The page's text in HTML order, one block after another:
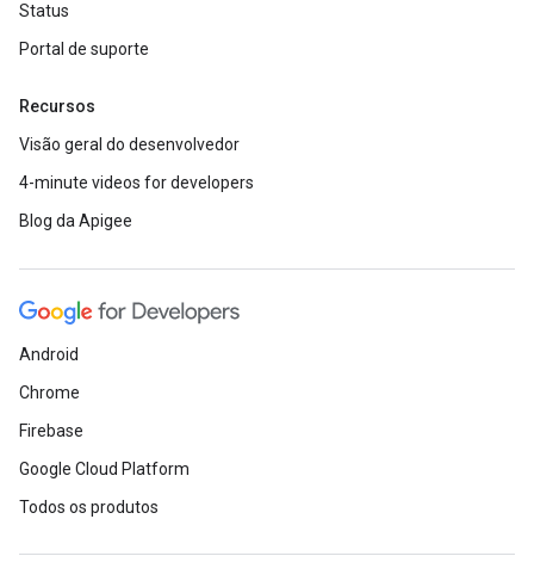
Status
Portal de suporte
Recursos
Visão geral do desenvolvedor
4-minute videos for developers
Blog da Apigee
Android
Chrome
Firebase
Google Cloud Platform
Todos os produtos